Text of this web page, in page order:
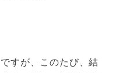
すが、このたび、結